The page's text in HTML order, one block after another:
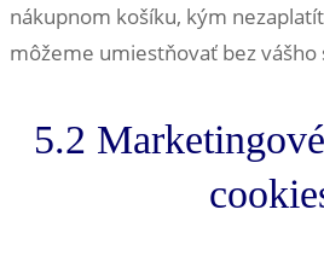
nákupnom košíku, kým
môžeme umiestňovať bez vášho
5.2